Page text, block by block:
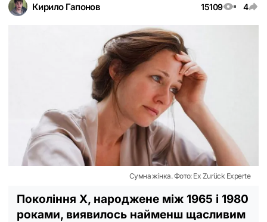
Кирило Гапонов 15109 4
Сумна жінка. Фото: Ex Zurück Experte
Покоління X, народжене між 1965 і 1980
роками, виявилось найменш щасливим